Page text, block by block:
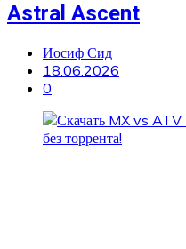
Astral Ascent
Иосиф Сид
18.06.2026
0